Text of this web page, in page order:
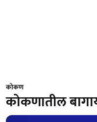
कोकण
कोकणातील